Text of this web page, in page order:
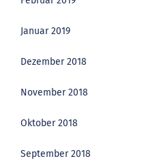
Januar 2019
Dezember 2018
November 2018
Oktober 2018
September 2018